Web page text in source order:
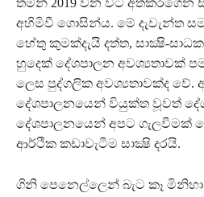
තමන් 2019 වන විට අත්කරගෙන
අහිමිවී ගොසින්ය. මේ දැවැන්ත
හේතු කුමක්දැයි දත්ත, සාක්‍ෂි-
හුදෙක් දේශපාලන අවශ්‍යතාවක්
ලෙස පුද්ගලික අවශ්‍යතාවක්ද වේ.
දේශපාලනයෙන් වියුක්ත වූවත්
දේශපාලනයෙන් අපට ගැලවීමක්
ආර්ථික කඩාවැටීම සාක්‍ෂි දරයි.
ගිනි පෙනෙල්ලෙන් බැට කෑ